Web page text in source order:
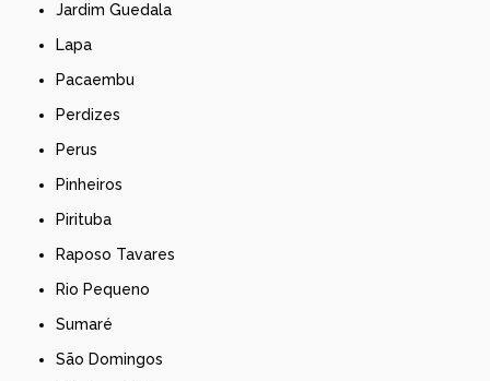
Jardim Guedala
Lapa
Pacaembu
Perdizes
Perus
Pinheiros
Pirituba
Raposo Tavares
Rio Pequeno
Sumaré
São Domingos